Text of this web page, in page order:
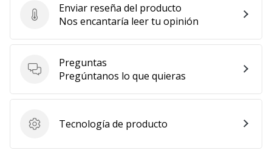
Enviar reseña del producto
Enviar reseña del producto
Nos encantaría leer tu opinión
Preguntas
Preguntas
Pregúntanos lo que quieras
Tecnología de producto
Tecnología de producto